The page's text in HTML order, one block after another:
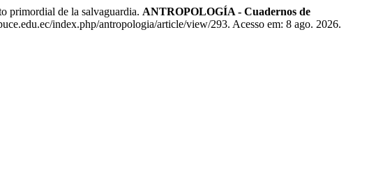
primordial de la salvaguardia. ANTROPOLOGÍA - Cuadernos de
index.php/antropologia/article/view/293. Acesso em: 8 ago. 2026.